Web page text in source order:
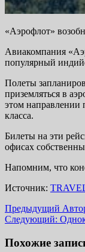
«Аэрофлот»
Авиакомпания
популярный
Полеты
приземляться в
этом направлении
класса.
Билеты на эти
офисах
Напомним, что
Источник:
Навигация
записи
Предыдущий
Следующий:
Похожие